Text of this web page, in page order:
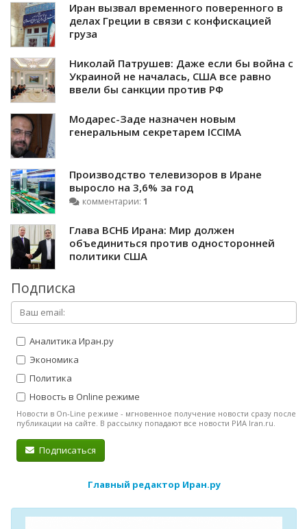
Иран вызвал временного поверенного в
делах Греции в связи с конфискацией
груза
Николай Патрушев: Даже если бы война с
Украиной не началась, США все равно
ввели бы санкции против РФ
Модарес-Заде назначен новым
генеральным секретарем ICCIMA
Производство телевизоров в Иране
выросло на 3,6% за год
комментарии: 1
Глава ВСНБ Ирана: Мир должен
объединиться против односторонней
политики США
Подписка
Аналитика Иран.ру
Экономика
Политика
Новость в Online режиме
Новости в On-Line режиме - мгновенное получение новости сразу после
публикации на сайте. В рассылку попадают все новости РИА Iran.ru.
Подписаться
Главный редактор Иран.ру